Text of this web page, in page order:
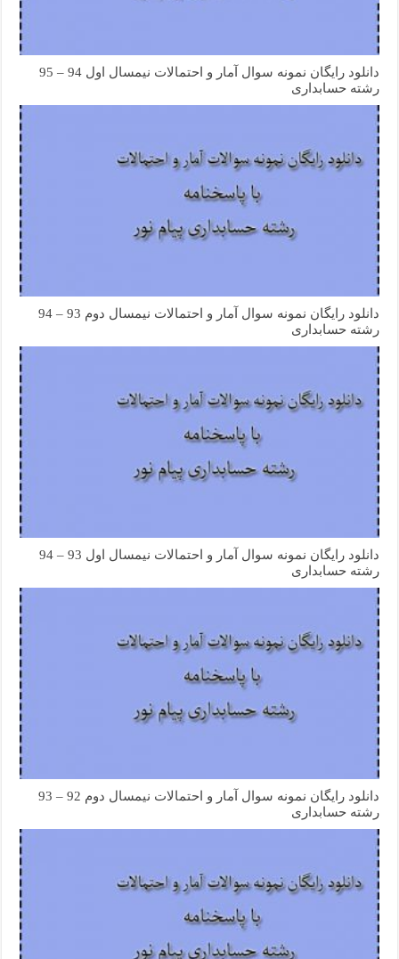
دانلود رایگان نمونه سوال آمار و احتمالات نیمسال اول 94 – 95
رشته حسابداری
دانلود رایگان نمونه سوال آمار و احتمالات نیمسال دوم 93 – 94
رشته حسابداری
دانلود رایگان نمونه سوال آمار و احتمالات نیمسال اول 93 – 94
رشته حسابداری
دانلود رایگان نمونه سوال آمار و احتمالات نیمسال دوم 92 – 93
رشته حسابداری